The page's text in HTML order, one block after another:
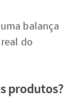
balança
do
produtos?